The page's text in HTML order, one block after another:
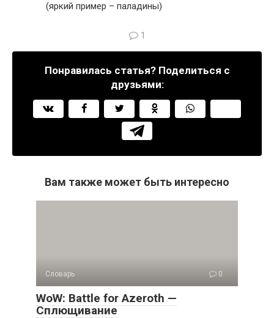
(яркий пример – паладины)
1
Понравилась статья? Поделиться с
друзьями:
Вам также может быть интересно
Словарь 0
WoW: Battle for Azeroth —
Сплющивание